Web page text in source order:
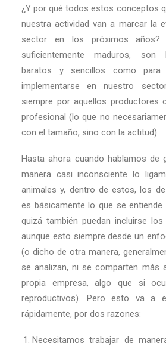
¿Y por qué todos estos conceptos
nuestra actividad van a marcar la
sector en los próximos años?
suficientemente maduros, son
baratos y sencillos como para
implementarse en nuestro
siempre por aquellos productores
profesional (lo que no
con el tamaño, sino con la actitud).
Hasta ahora cuando hablamos de
manera casi inconsciente lo
animales y, dentro de estos, los
es básicamente lo que se
quizá también puedan incluirse
aunque esto siempre desde un
(o dicho de otra manera,
se analizan, ni se comparten más
propia empresa, algo que si
reproductivos). Pero esto va a
rápidamente, por dos razones:
Necesitamos trabajar de